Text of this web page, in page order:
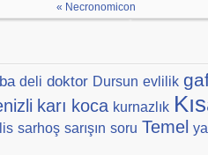
« Necronomicon
deli doktor Dursun evlilik
karı koca kurnazlık
sarhoş sarışın soru Temel